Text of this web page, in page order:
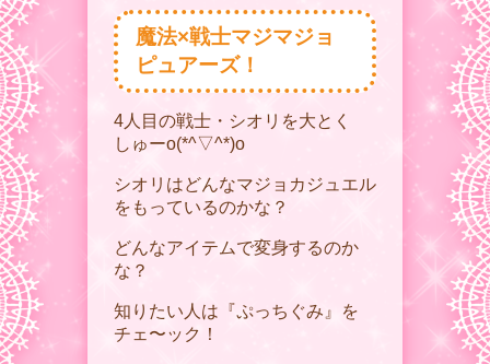
魔法×戦士マジマジョ
ピュアーズ！
4人目の戦士・シオリを大とく
しゅーo(*^▽^*)o
シオリはどんなマジョカジュエル
をもっているのかな？
どんなアイテムで変身するのか
な？
知りたい人は『ぷっちぐみ』を
チェ〜ック！